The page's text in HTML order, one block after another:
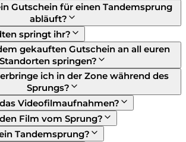
Gutschein für einen Tandemsprung
abläuft?
springt ihr?
gekauften Gutschein an all euren
Standorten springen?
ich in der Zone während des
Sprungs?
Videofilmaufnahmen?
Film vom Sprung?
Tandemsprung?